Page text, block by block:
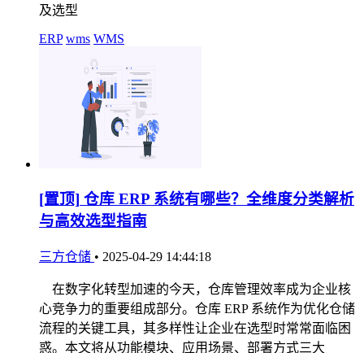
及选型
ERP wms WMS
[置顶] 仓库 ERP 系统有哪些？全维度分类解析
与高效选型指南
三方仓储 • 2025-04-29 14:44:18
在数字化转型加速的今天，仓库管理效率成为企业核
心竞争力的重要组成部分。仓库 ERP 系统作为优化仓储
流程的关键工具，其多样性让企业在选型时常常面临困
惑。本文将从功能模块、应用场景、部署方式三大